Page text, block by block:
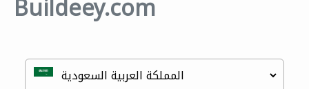
Buildeey.com